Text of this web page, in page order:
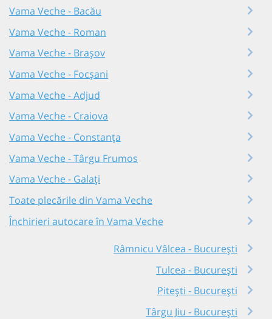
Vama Veche - Bacău
Vama Veche - Roman
Vama Veche - Brașov
Vama Veche - Focșani
Vama Veche - Adjud
Vama Veche - Craiova
Vama Veche - Constanța
Vama Veche - Târgu Frumos
Vama Veche - Galați
Toate plecările din Vama Veche
Închirieri autocare în Vama Veche
Râmnicu Vâlcea - București
Tulcea - București
Pitești - București
Târgu Jiu - București